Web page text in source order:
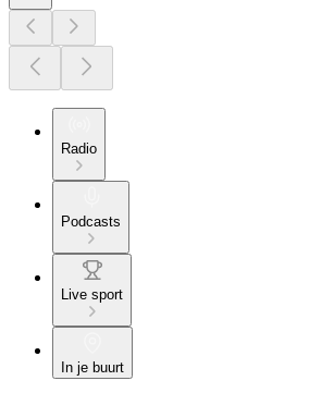
Radio
Podcasts
Live sport
In je buurt